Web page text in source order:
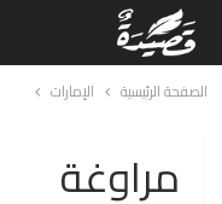
الصفحة الرئيسية الإمارات
مراوغة